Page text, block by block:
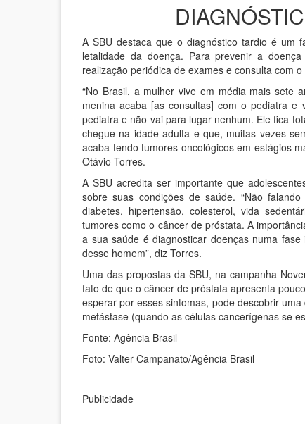
A SBU destaca que o diagnóstico tardio é um
letalidade da doença. Para prevenir a
realização periódica de exames e consulta com
“No Brasil, a mulher vive em média mais sete
menina acaba [as consultas] com o pediatra
pediatra e não vai para lugar nenhum. Ele fica
chegue na idade adulta e que, muitas vezes
acaba tendo tumores oncológicos em estágios
Otávio Torres.
A SBU acredita ser importante que
sobre suas condições de saúde. “Não
diabetes, hipertensão, colesterol, vida
tumores como o câncer de próstata. A
a sua saúde é diagnosticar doenças numa
desse homem”, diz Torres.
Uma das propostas da SBU, na campanha
fato de que o câncer de próstata apresenta
esperar por esses sintomas, pode descobrir
metástase (quando as células cancerígenas se
Fonte: Agência Brasil
Foto: Valter Campanato/Agência Brasil
Publicidade